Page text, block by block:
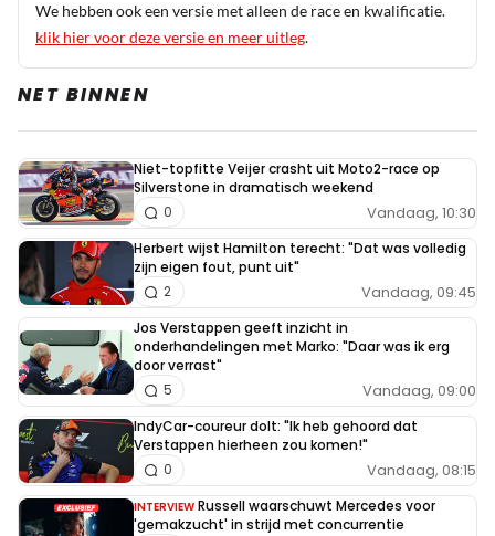
We hebben ook een versie met alleen de race en kwalificatie.
klik hier voor deze versie en meer uitleg.
NET BINNEN
Niet-topfitte Veijer crasht uit Moto2-race op
Silverstone in dramatisch weekend
Vandaag, 10:30
0
Herbert wijst Hamilton terecht: "Dat was volledig
zijn eigen fout, punt uit"
Vandaag, 09:45
2
Jos Verstappen geeft inzicht in
onderhandelingen met Marko: "Daar was ik erg
door verrast"
Vandaag, 09:00
5
IndyCar-coureur dolt: "Ik heb gehoord dat
Verstappen hierheen zou komen!"
Vandaag, 08:15
0
INTERVIEW Russell waarschuwt Mercedes voor
'gemakzucht' in strijd met concurrentie